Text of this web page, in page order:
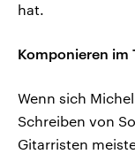
hat.
Komponieren im
Wenn sich
Schreiben von
Gitarristen